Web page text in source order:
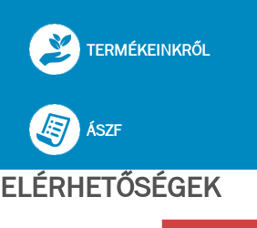
TERMÉKEINKRŐL
ÁSZF
ELÉRHETŐSÉGEK